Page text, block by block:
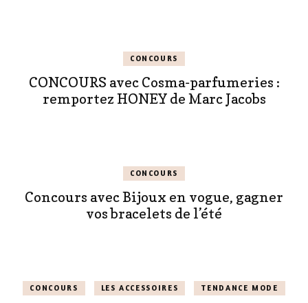
CONCOURS
CONCOURS avec Cosma-parfumeries :
remportez HONEY de Marc Jacobs
CONCOURS
Concours avec Bijoux en vogue, gagner
vos bracelets de l’été
CONCOURS LES ACCESSOIRES TENDANCE MODE